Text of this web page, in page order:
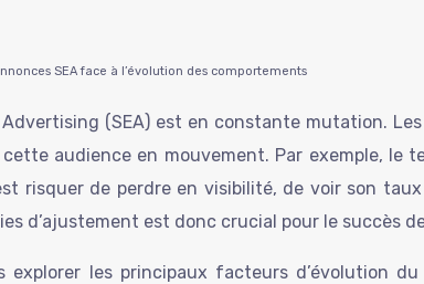
SEA face à l’évolution des comportements
Advertising (SEA) est en constante mutation.
audience en mouvement. Par exemple,
risquer de perdre en visibilité, de voir son
d’ajustement est donc crucial pour le succès
explorer les principaux facteurs d’évolution